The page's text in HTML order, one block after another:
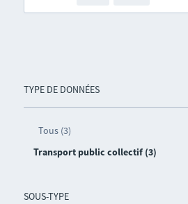
TYPE DE DONNÉES
Tous (3)
Transport public collectif (3)
SOUS-TYPE